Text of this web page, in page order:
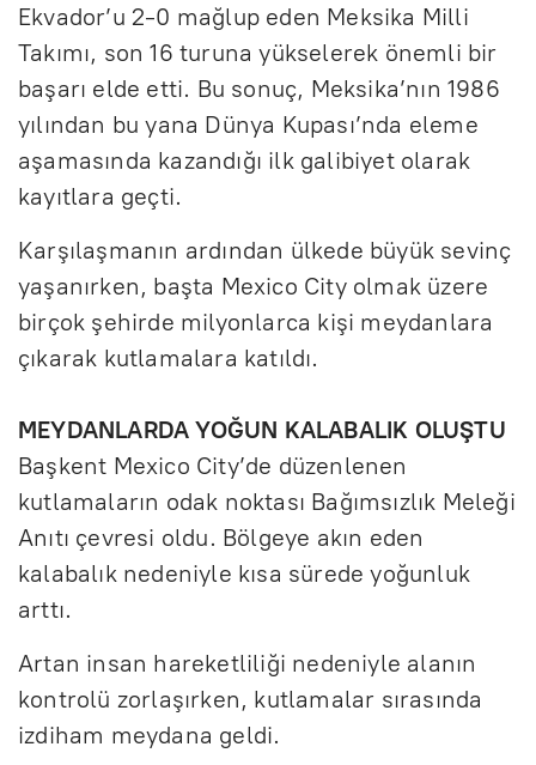
Ekvador’u 2-0 mağlup eden Meksika Milli
Takımı, son 16 turuna yükselerek önemli bir
başarı elde etti. Bu sonuç, Meksika’nın 1986
yılından bu yana Dünya Kupası’nda eleme
aşamasında kazandığı ilk galibiyet olarak
kayıtlara geçti.
Karşılaşmanın ardından ülkede büyük sevinç
yaşanırken, başta Mexico City olmak üzere
birçok şehirde milyonlarca kişi meydanlara
çıkarak kutlamalara katıldı.
MEYDANLARDA YOĞUN KALABALIK OLUŞTU
Başkent Mexico City’de düzenlenen
kutlamaların odak noktası Bağımsızlık Meleği
Anıtı çevresi oldu. Bölgeye akın eden
kalabalık nedeniyle kısa sürede yoğunluk
arttı.
Artan insan hareketliliği nedeniyle alanın
kontrolü zorlaşırken, kutlamalar sırasında
izdiham meydana geldi.